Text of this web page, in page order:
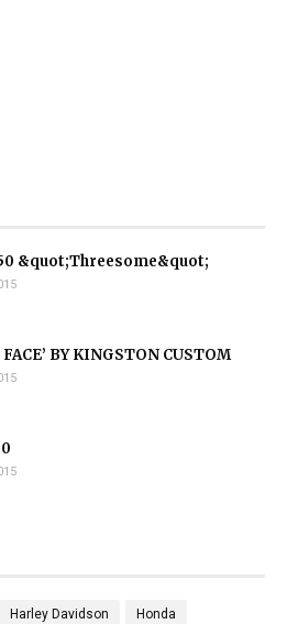
&quot;Threesome&quot;
BY KINGSTON CUSTOM
Harley Davidson Honda